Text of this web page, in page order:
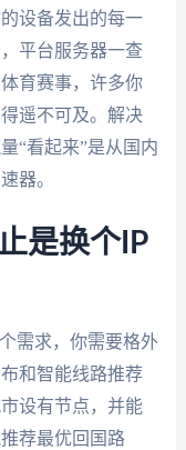
设备发出的每一
平台服务器一查
育赛事，许多你
遥不可及。解决
“看起来”是从国内
器。
是换个IP
需求，你需要格外
和智能线路推荐
设有节点，并能
荐最优回国路